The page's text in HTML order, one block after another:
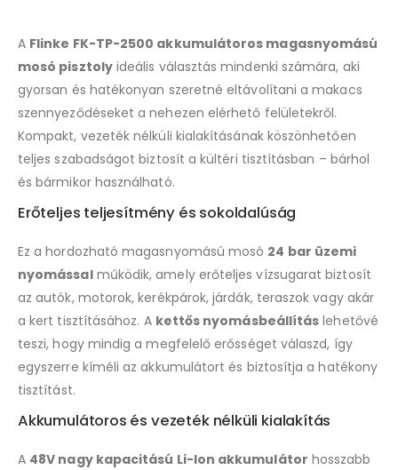
A Flinke FK-TP-2500 akkumulátoros magasnyomású
mosó pisztolyideális választás mindenki számára, aki
gyorsan és hatékonyan szeretné eltávolítani a makacs
szennyeződéseket a nehezen elérhető felületekről.
Kompakt, vezeték nélküli kialakításának köszönhetően
teljes szabadságot biztosít a kültéri tisztításban – bárhol
és bármikor használható.
Erőteljes teljesítmény és sokoldalúság
Ez a hordozható magasnyomású mosó 24 bar üzemi
nyomássalműködik, amely erőteljes vízsugarat biztosít
az autók, motorok, kerékpárok, járdák, teraszok vagy akár
a kert tisztításához. A kettős nyomásbeállítás lehetővé
teszi, hogy mindig a megfelelő erősséget válaszd, így
egyszerre kíméli az akkumulátort és biztosítja a hatékony
tisztítást.
Akkumulátoros és vezeték nélküli kialakítás
A 48V nagy kapacitású Li-Ion akkumulátor hosszabb